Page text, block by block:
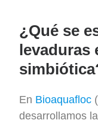
¿Qué se
levaduras
En Bioaquafloc (
desarrollamos